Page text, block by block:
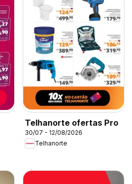
Telhanorte ofertas Pro
30/07 - 12/08/2026
Telhanorte